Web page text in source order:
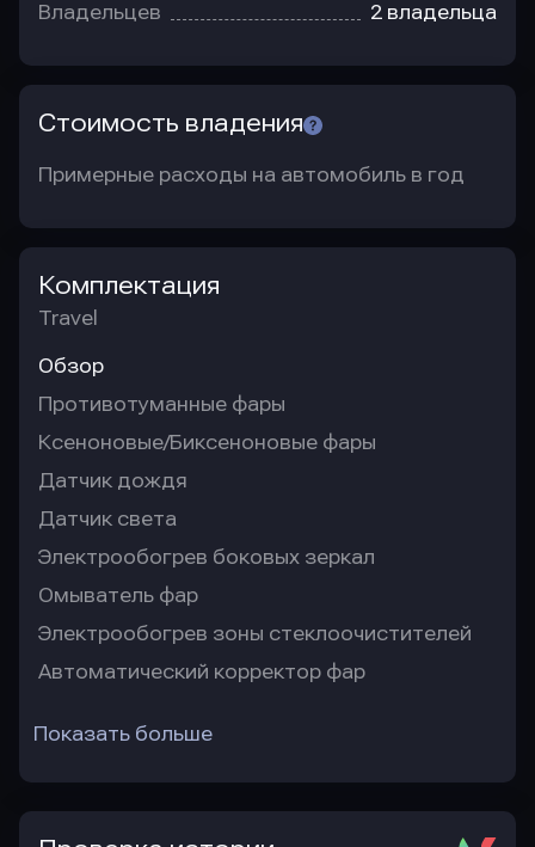
Владельцев 2 владельца
Стоимость владения
Примерные расходы на автомобиль в год
Комплектация
Travel
Обзор
Противотуманные фары
Ксеноновые/Биксеноновые фары
Датчик дождя
Датчик света
Электрообогрев боковых зеркал
Омыватель фар
Электрообогрев зоны стеклоочистителей
Автоматический корректор фар
Показать больше